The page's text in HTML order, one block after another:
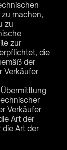
machen,
zu
zur
die
der
Verkäufer
Verkäufer
Art der
Art der